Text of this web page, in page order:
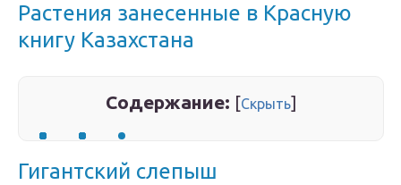
Растения занесенные в Красную
книгу Казахстана
Содержание: [Скрыть]
Гигантский слепыш